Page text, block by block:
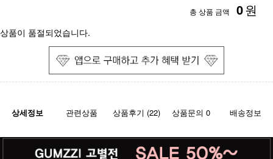
총 상품 금액 0원
상품이 품절되었습니다.
상세정보 관련상품 상품후기 (22) 상품문의 0 배송정보